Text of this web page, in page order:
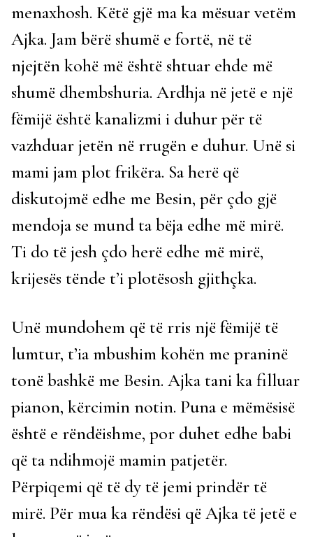
menaxhosh. Këtë gjë ma ka mësuar vetëm
Ajka. Jam bërë shumë e fortë, në të
njejtën kohë më është shtuar ehde më
shumë dhembshuria. Ardhja në jetë e një
fëmijë është kanalizmi i duhur për të
vazhduar jetën në rrugën e duhur. Unë si
mami jam plot frikëra. Sa herë që
diskutojmë edhe me Besin, për çdo gjë
mendoja se mund ta bëja edhe më mirë.
Ti do të jesh çdo herë edhe më mirë,
krijesës tënde t’i plotësosh gjithçka.
Unë mundohem që të rris një fëmijë të
lumtur, t’ia mbushim kohën me praninë
tonë bashkë me Besin. Ajka tani ka filluar
pianon, kërcimin notin. Puna e mëmësisë
është e rëndëishme, por duhet edhe babi
që ta ndihmojë mamin patjetër.
Përpiqemi që të dy të jemi prindër të
mirë. Për mua ka rëndësi që Ajka të jetë e